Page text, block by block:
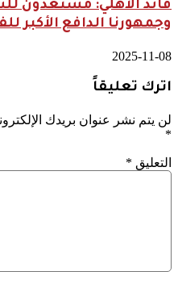
قائد الأهلي: مستعدون
وجمهورنا الدافع الأكبر
2025-11-08
اترك تعليقاً
لن يتم نشر عنوان بريدك
*
التعليق *